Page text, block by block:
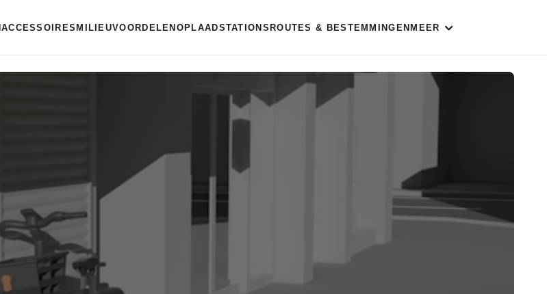
ACCESSOIRES MILIEUVOORDELEN OPLAADSTATIONS ROUTES & BESTEMMINGEN MEER